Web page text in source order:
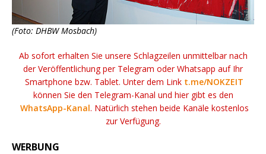
(Foto: DHBW Mosbach)
Ab sofort erhalten Sie unsere Schlagzeilen unmittelbar nach
der Veröffentlichung per Telegram oder Whatsapp auf Ihr
Smartphone bzw. Tablet. Unter dem Link t.me/NOKZEIT
können Sie den Telegram-Kanal und hier gibt es den
WhatsApp-Kanal. Natürlich stehen beide Kanäle kostenlos
zur Verfügung.
WERBUNG